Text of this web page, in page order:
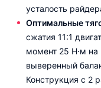
усталость
Оптимальные
сжатия 11:1
момент 25 Н·м на
выверенный
Конструкция с 2